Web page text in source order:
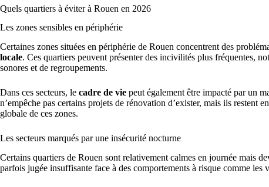
Quels quartiers à éviter à Rouen en 2026
Les zones sensibles en périphérie
Certaines zones situées en périphérie de Rouen concentrent des
locale. Ces quartiers peuvent présenter des incivilités plus fréquentes,
sonores et de regroupements.
Dans ces secteurs, le cadre de vie peut également être impacté par un
n’empêche pas certains projets de rénovation d’exister, mais ils restent
globale de ces zones.
Les secteurs marqués par une insécurité nocturne
Certains quartiers de Rouen sont relativement calmes en journée mais
parfois jugée insuffisante face à des comportements à risque comme les